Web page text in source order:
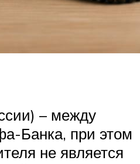
– между
Банка, при этом
не является